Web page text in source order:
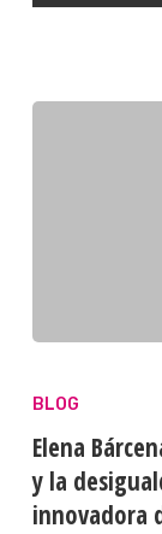
BLOG
Elena
y la
innovadora